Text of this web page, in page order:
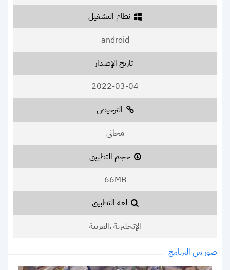
نظام التشغيل
android
تاريخ الإصدار
2022-03-04
الترخيص
مجاني
حجم التطبيق
66MB
لغة التطبيق
الإنجليزية ،العربية
صور من البرنامج